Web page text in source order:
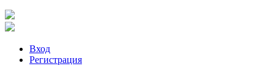
Вход
Регистрация